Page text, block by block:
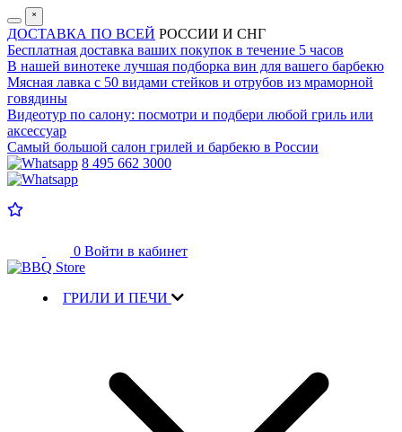
˟
ДОСТАВКА ПО ВСЕЙ РОССИИ И СНГ
Бесплатная доставка ваших покупок в течение 5 часов
В нашей винотеке лучшая подборка вин для вашего барбекю
Мясная лавка с 50 видами стейков и отрубов из мраморной
говядины
Видеотур по салону: посмотри и подбери любой гриль или
аксессуар
Самый большой салон грилей и барбекю в России
8 495 662 3000
0 Войти в кабинет
ГРИЛИ И ПЕЧИ